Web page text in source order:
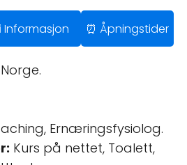
ℹ️ Informasjon ⏰ Åpningstider
Ernæringsfysiolog.
Kurs på nettet, Toalett,